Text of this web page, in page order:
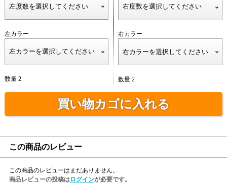
左カラー
数量 2
右カラー
数量 2
買い物カゴに入れる
この商品のレビュー
この商品のレビューはまだありません。
商品レビューの投稿はログインが必要です。